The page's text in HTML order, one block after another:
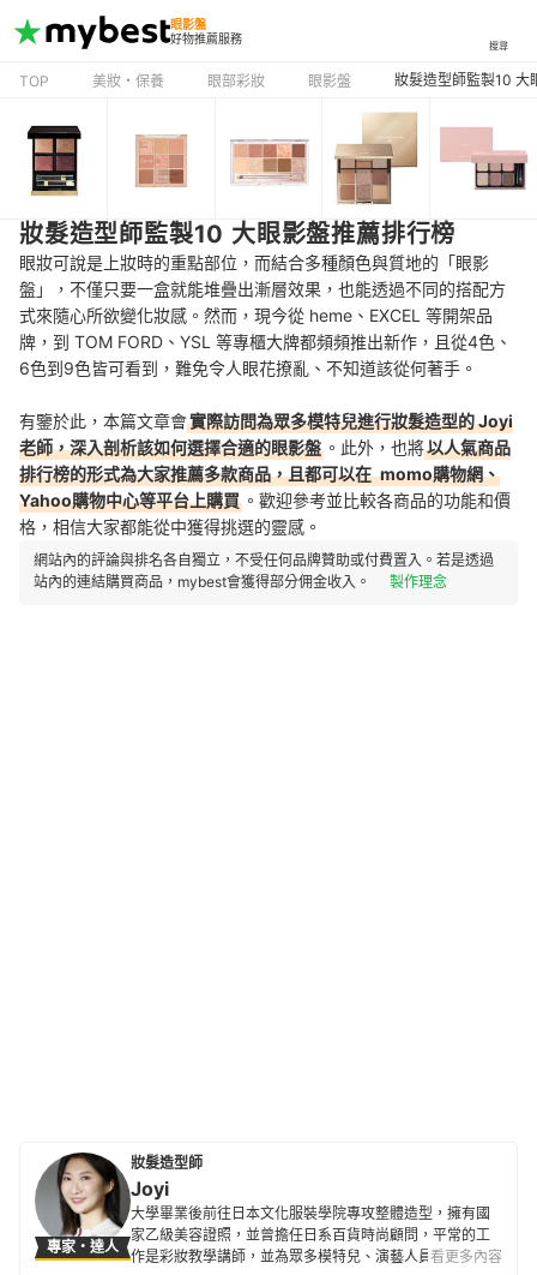
眼影盤
好物推薦服務
搜尋
TOP 美妝・保養 眼部彩妝 眼影盤 妝髮造型師監製10 大
妝髮造型師監製10 大眼影盤推薦排行榜
眼妝可說是上妝時的重點部位，而結合多種顏色與質地的「眼影
盤」，不僅只要一盒就能堆疊出漸層效果，也能透過不同的搭配方
式來隨心所欲變化妝感。然而，現今從 heme、EXCEL 等開架品
牌，到 TOM FORD、YSL 等專櫃大牌都頻頻推出新作，且從4色、
6色到9色皆可看到，難免令人眼花撩亂、不知道該從何著手。
有鑒於此，本篇文章會實際訪問為眾多模特兒進行妝髮造型的 Joyi
老師，深入剖析該如何選擇合適的眼影盤 。此外，也將以人氣商品
排行榜的形式為大家推薦多款商品，且都可以在 momo購物網、
Yahoo購物中心等平台上購買 。歡迎參考並比較各商品的功能和價
格，相信大家都能從中獲得挑選的靈感。
網站內的評論與排名各自獨立，不受任何品牌贊助或付費置入。若是透過
站內的連結購買商品，mybest會獲得部分佣金收入。
製作理念
專家・達人
妝髮造型師
Joyi
大學畢業後前往日本文化服裝學院專攻整體造型，擁有國
家乙級美容證照，並曾擔任日系百貨時尚顧問，平常的工
作是彩妝教學講師，並為眾多模特兒、演藝人員及公眾人
看更多內容